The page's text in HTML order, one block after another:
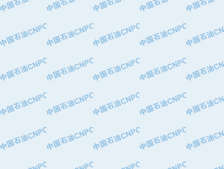
·大庆油田有限责任公司
·中国石油华北油田公司
·中国石油锦西石化分公司
·天津钢管集团股份有限公司
·深圳市肯多斯实业发展有限公司
·瓦卢瑞克.曼内斯曼石油专用管（德
·无锡西姆莱斯石油专用管制造有限公
·武汉钢铁（集团）公司
·太原钢铁(集团)有限公司
·马鞍山钢铁股份有限公司
·中国石油天然气股份有限公司兰州石